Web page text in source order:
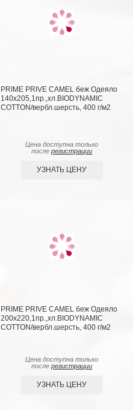
PRIME PRIVE CAMEL беж Одеяло
140х205,1пр.,хл.BIODYNAMIC
COTTON/вербл.шерсть, 400 г/м2
Цена доступна только
послерегистрации
УЗНАТЬ ЦЕНУ
PRIME PRIVE CAMEL беж Одеяло
200х220,1пр.,хл.BIODYNAMIC
COTTON/вербл.шерсть, 400 г/м2
Цена доступна только
послерегистрации
УЗНАТЬ ЦЕНУ